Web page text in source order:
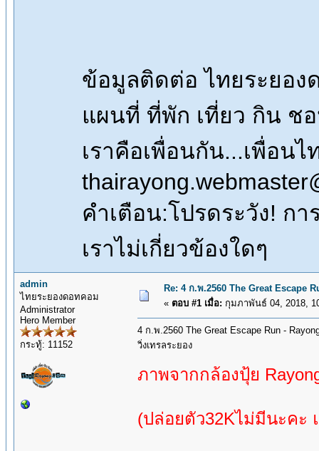
ข้อมูลติดต่อ ไทยระยอง
แผนที่ ที่พัก เที่ยว กิน ช
เราคือเพื่อนกัน...เพื่อน
คำเตือน:โปรดระวัง! ก
เราไม่เกี่ยวข้องใดๆ
admin
ไทยระยองดอทคอม
Administrator
Hero Member
กระทู้: 11152
Re: 4 ก.พ.2560 The Great Escape
« ตอบ #1 เมื่อ: กุมภาพันธ์ 04, 2018,
4 ก.พ.2560 The Great Escape Run -
วิ่งเทรลระยอง
ภาพจากกล้องปุ้ย
(ปล่อยตัว32Kไม่มีนะคะ